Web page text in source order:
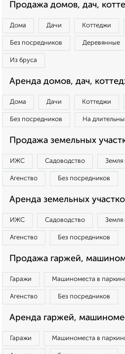
Продажа домов, дач,
Дома Дачи Коттеджи
Без посредников Деревянные
Из бруса
Аренда домов, дач,
Дома Дачи Коттеджи
Без посредников На
Продажа земельных
ИЖС Садоводство Земля
Агенство Без посредников
Аренда земельных
ИЖС Садоводство Земля
Агенство Без посредников
Продажа гаржей,
Гаражи Машиноместа в
Агенство Без посредников
Аренда гаржей,
Гаражи Машиноместа в